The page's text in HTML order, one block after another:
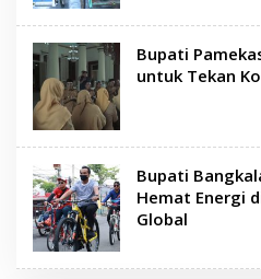
Bupati
untuk Tekan
Bupati
Hemat Energi
Global